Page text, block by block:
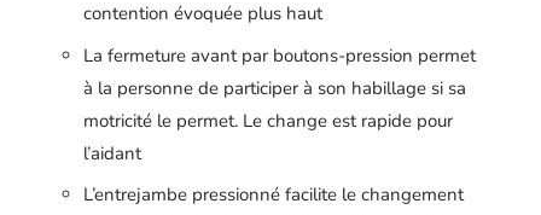
contention évoquée plus haut
La fermeture avant par boutons-pression permet
à la personne de participer à son habillage si sa
motricité le permet. Le change est rapide pour
l’aidant
L’entrejambe pressionné facilite le changement